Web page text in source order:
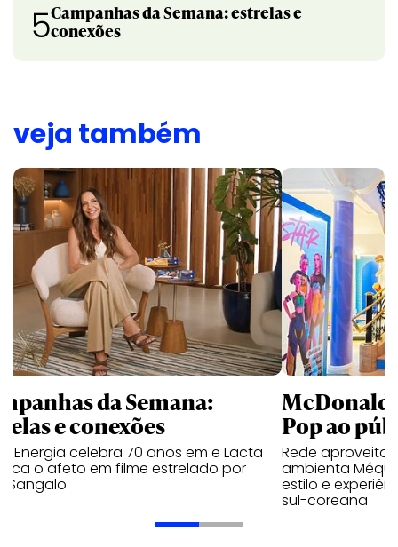
5Campanhas da Semana: estrelas e
conexões
veja também
da Semana:
e conexões
Energia celebra 70 anos em e Lacta
o afeto em filme estrelado por
Sangalo
Pop ao
Rede aproveita
ambienta Méqui
estilo e
sul-coreana